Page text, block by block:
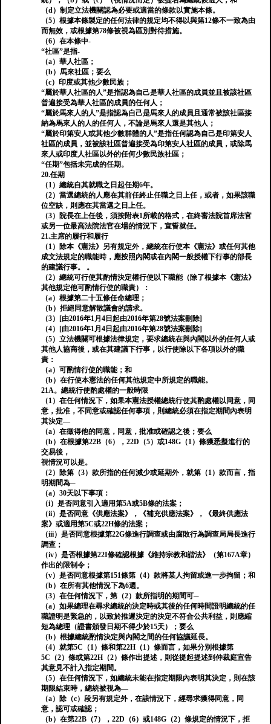
（d）制定立法機關認為必要或適當的條款以實施本條。
（5）根據本條製定的任何法律的規定均不得以與第12條不一致為由
而無效，或根據第78條被視為區別對待措施。
（6）在本條中-
“社區”是指-
（a）華人社區；
（b）馬來社區；要么
（c）印度或其他少數民族；
“屬於華人社區的人”是指認為自己是華人社區的成員並且被該社區
普遍接受為華人社區的成員的任何人；
“屬於馬來人的人”是指認為自己是馬來人的成員且通常被該社區接
納為馬來人的人的任何人，不論是馬來人還是其他人；
“屬於印第安人或其他少數群體的人”是指任何認為自己是印第安人
社區的成員，並被該社區普遍接受為印第安人社區的成員，或除馬
來人或印度人社區以外的任何少數民族社區；
“任期”包括未完成的任期。
20.任期
（1）總統自其就職之日起任期6年。
（2）當選總統的人應在其前任終止任職之日上任，或者，如果該職
位空缺，則應在其當選之日上任。
（3）院長在上任後，須按附表1所載的格式，在終審法院首席法官
或另一位最高法院法官在場的情況下，宣誓就任。
21.主席的履行和履行
（1）除本《憲法》另有規定外，總統在行使本《憲法》或任何其他
成文法規定的職能時，應按照內閣或在內閣一般授權下行事的部長
的建議行事。 。
（2）總統可行使其酌情決定權行使以下職能（除了根據本《憲法》
其他規定他可酌情行使的職責）：
（a）根據第二十五條任命總理；
（b）拒絕同意解散議會的請求。
（3）[由2016年1月4日起由2016年第28號法案刪除]
（4）[由2016年1月4日起由2016年第28號法案刪除]
（5）立法機關可根據法律規定，要求總統在與內閣以外的任何人或
其他人協商後，或在其建議下行事，以行使除以下各項以外的職
責：
（a）可酌情行使的職能；和
（b）在行使本憲法的任何其他規定中所規定的職能。
21A。總統行使酌處權的一般時限
（1）在任何情況下，如果本憲法授權總統行使其酌處權以同意，同
意，批准，不同意或確認任何事項，則總統必須在指定期間內表明
其決定—
（a）在徵得他的同意，同意，批准或確認之後；要么
（b）在根據第22B（6），22D（5）或148G（1）條獲悉擬進行的
交易後，
視情況可以是。
（2）除第（3）款所指的任何減少或延期外，就第（1）款而言，指
明期間為─
（a）30天以下事項：
（i）是否同意引入適用第5A或5B條的法案；
（ii）是否同意《供應法案》，《補充供應法案》，《最終供應法
案》或適用第5C或22H條的法案；
（iii）是否同意根據第22G條進行調查或由腐敗行為調查局局長進行
調查；
（iv）是否根據第22I條確認根據《維持宗教和諧法》（第167A章）
作出的限制令；
（v）是否同意根據第151條第（4）款將某人拘留或進一步拘留；和
（b）在所有其他情況下為6週。
（3）在任何情況下，第（2）款所指明的期間可─
（a）如果總理在尋求總統的決定時或其後的任何時間證明總統的任
職證明是緊急的，以致於推遲決定的決定不符合公共利益，則應縮
短為總理（證書頒發日期不得少於15天）；要么
（b）根據總統酌情決定與內閣之間的任何協議延長。
（4）就第5C（1）條和第22H（1）條而言，如果分別根據第
5C（2）條或第22H（2）條作出提述，則從提起提述到仲裁庭宣告
其意見不計入指定期間。
（5）在任何情況下，如總統未能在指定期限內表明其決定，則在該
期限結束時，總統被視為—
（a）除（c）段另有規定外，在該情況下，經尋求獲得同意，同
意，認可或確認；
（b）在第22B（7），22D（6）或148G（2）條規定的情況下，拒